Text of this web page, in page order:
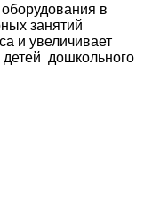
в
занятий
и увеличивает
детей дошкольного